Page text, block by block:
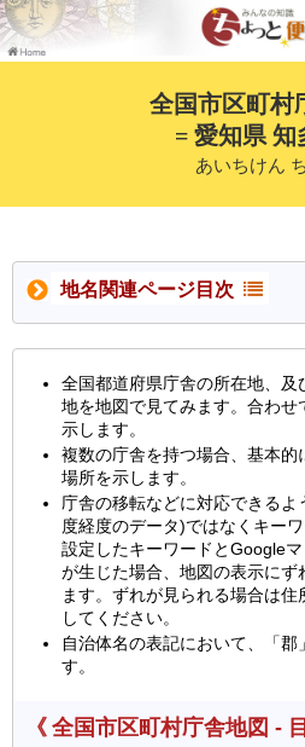
全国市区町村
= 愛知県 知
あいちけん
地名関連ページ目次
全国都道府県庁舎の所在地、
地を地図で見てみます。合わ
示します。
複数の庁舎を持つ場合、基本的
場所を示します。
庁舎の移転などに対応できる
度経度のデータ)ではなくキー
設定したキーワードとGoogle
が生じた場合、地図の表示に
ます。ずれが見られる場合は
してください。
自治体名の表記において、「郡
す。
《 全国市区町村庁舎地図 -